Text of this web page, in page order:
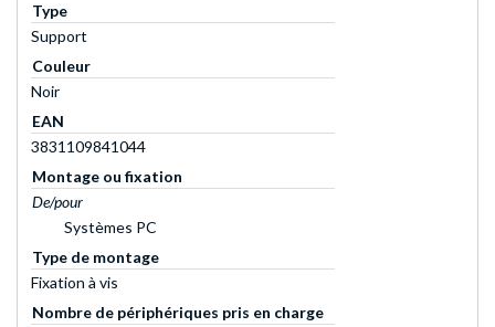
Type
Support
Couleur
Noir
EAN
3831109841044
Montage ou fixation
De/pour
Systèmes PC
Type de montage
Fixation à vis
Nombre de périphériques pris en charge